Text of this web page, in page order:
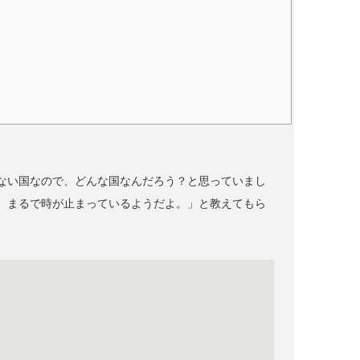
国なので、どんな国なんだろう？と思っていまし
るで時が止まっているようだよ。」と教えてもら